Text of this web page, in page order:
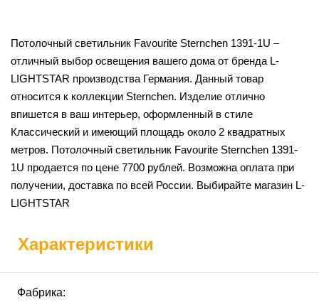
Потолочный светильник Favourite Sternchen 1391-1U –
отличный выбор освещения вашего дома от бренда L-
LIGHTSTAR производства Германия. Данный товар
относится к коллекции Sternchen. Изделие отлично
впишется в ваш интерьер, оформленный в стиле
Классический и имеющий площадь около 2 квадратных
метров. Потолочный светильник Favourite Sternchen 1391-
1U продается по цене 7700 рублей. Возможна оплата при
получении, доставка по всей России. Выбирайте магазин L-
LIGHTSTAR
Характеристики
Фабрика: